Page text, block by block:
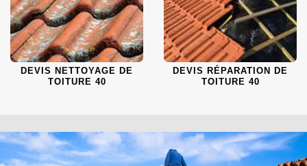
DEVIS NETTOYAGE DE
TOITURE 40
DEVIS RÉPARATION DE
TOITURE 40